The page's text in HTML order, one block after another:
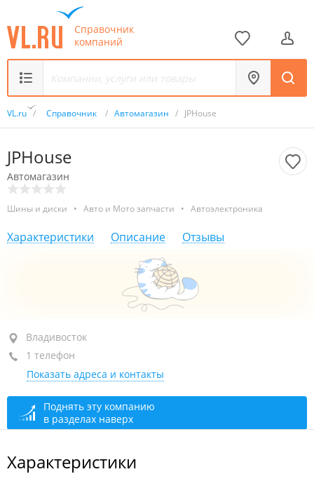
Справочник
компаний
VL.ru / Справочник / Автомагазин / JPHouse
JPHouse
Автомагазин
Шины и диски • Авто и Мото запчасти • Автоэлектроника
Характеристики Описание Отзывы
ул. Нарвская, 22/2
+7 914 077-01-07
закрыто, откроется в 09:00
Владивосток
1 телефон
Показать адреса и контакты
Поднять эту компанию
в разделах наверх
Характеристики